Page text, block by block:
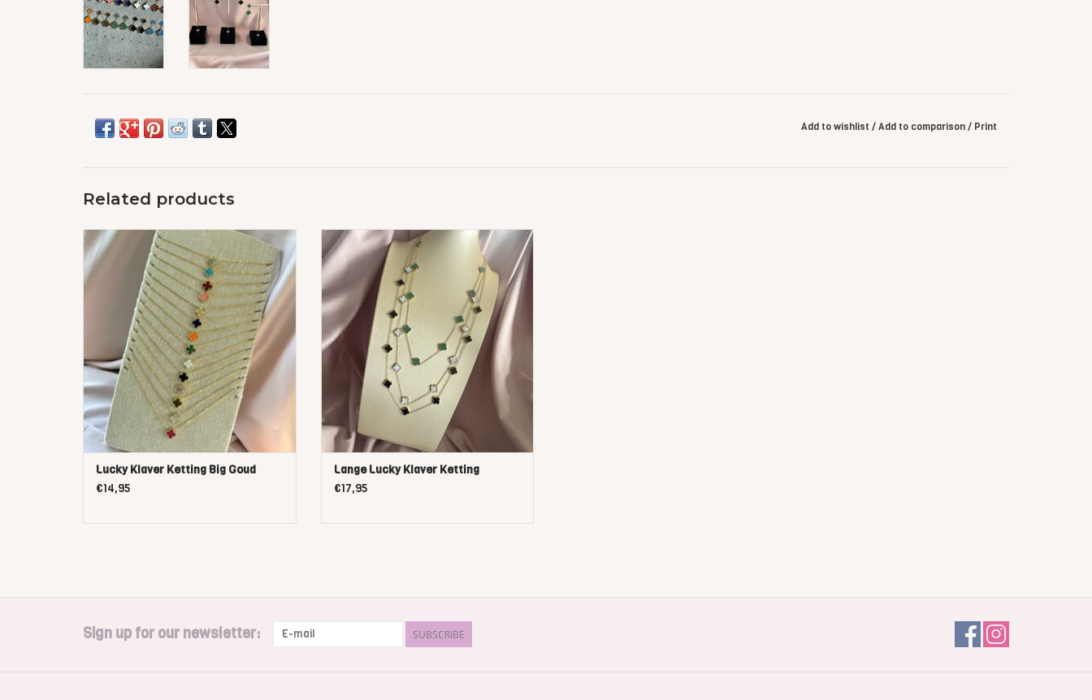
Add to wishlist /Add to comparison/ Print
Related products
Lucky Klaver Ketting Big Goud
ADD TO CART
Lucky Klaver Ketting Big Goud
€14,95
Lange Lucky Klaver Ketting
ADD TO CART
Lange Lucky Klaver Ketting
€17,95
Sign up for our newsletter: SUBSCRIBE